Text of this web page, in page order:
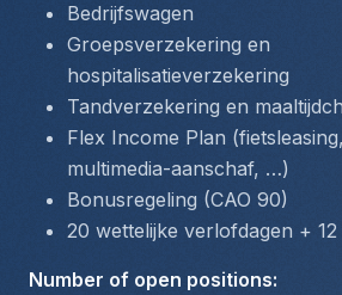
Bedrijfswagen
Groepsverzekering en
hospitalisatieverzekering
Tandverzekering en
Flex Income Plan
multimedia-aanschaf, …)
Bonusregeling (CAO 90)
20 wettelijke verlofdagen + 12
Number of open positions: